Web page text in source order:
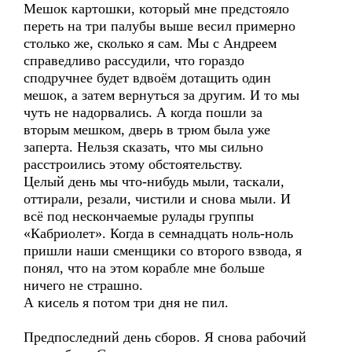
Мешок картошки, который мне предстояло
переть на три палубы выше весил примерно
столько же, сколько я сам. Мы с Андреем
справедливо рассудили, что гораздо
сподручнее будет вдвоём дотащить один
мешок, а затем вернуться за другим. И то мы
чуть не надорвались. А когда пошли за
вторым мешком, дверь в трюм была уже
заперта. Нельзя сказать, что мы сильно
расстроились этому обстоятельству.
Целый день мы что-нибудь мыли, таскали,
оттирали, резали, чистили и снова мыли. И
всё под нескончаемые рулады группы
«Кабриолет». Когда в семнадцать ноль-ноль
пришли наши сменщики со второго взвода, я
понял, что на этом корабле мне больше
ничего не страшно.
А кисель я потом три дня не пил.
Предпоследний день сборов. Я снова рабочий